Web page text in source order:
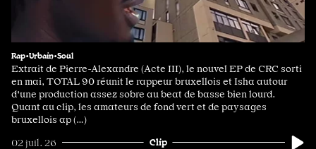
Rap•Urbain•Soul
Extrait de Pierre-Alexandre (Acte III), le nouvel EP de CRC sorti
en mai, TOTAL 90 réunit le rappeur bruxellois et Isha autour
d'une production assez sobre au beat de basse bien lourd.
Quant au clip, les amateurs de fond vert et de paysages
bruxellois ap (…)
02 juil. 26 Clip